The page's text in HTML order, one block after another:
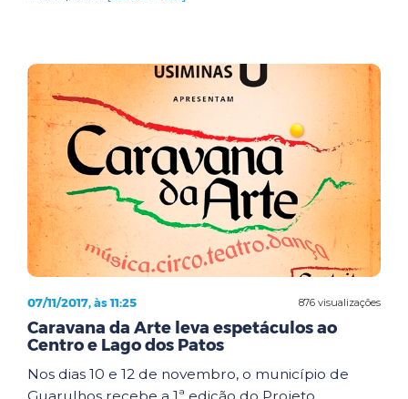
876 visualizações
07/11/2017, às 11:25
Caravana da Arte leva espetáculos ao
Centro e Lago dos Patos
Nos dias 10 e 12 de novembro, o município de